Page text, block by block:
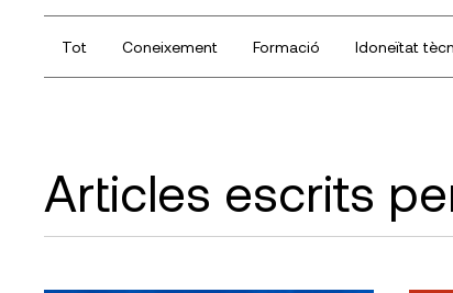
Tot Coneixement Formació Idoneïtat
Articles escrits